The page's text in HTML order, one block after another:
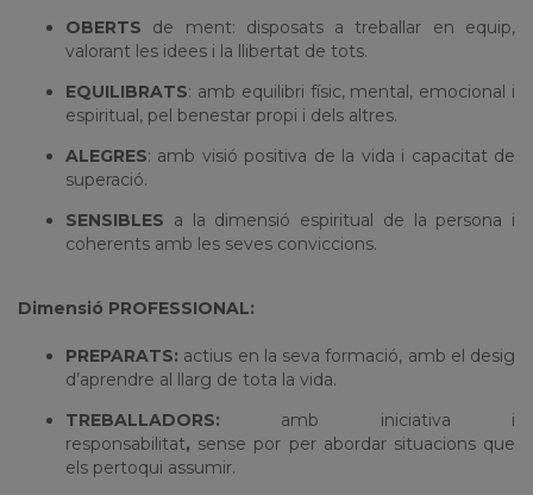
OBERTS de ment: disposats a treballar en equip,
valorant les idees i la llibertat de tots.
EQUILIBRATS: amb equilibri físic, mental, emocional i
espiritual, pel benestar propi i dels altres.
ALEGRES: amb visió positiva de la vida i capacitat de
superació.
SENSIBLES a la dimensió espiritual de la persona i
coherents amb les seves conviccions.
Dimensió PROFESSIONAL:
PREPARATS: actius en la seva formació, amb el desig
d’aprendre al llarg de tota la vida.
TREBALLADORS: amb iniciativa i
responsabilitat, sense por per abordar situacions que
els pertoqui assumir.